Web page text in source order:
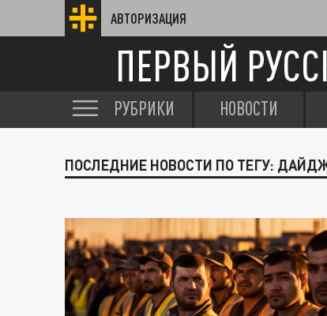
АВТОРИЗАЦИЯ
ПЕРВЫЙ
РУБРИКИ НОВОСТИ
ПОСЛЕДНИЕ НОВОСТИ ПО ТЕГУ: